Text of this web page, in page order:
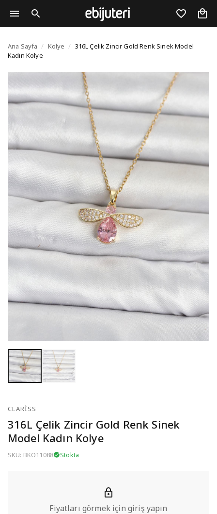
316L Çelik Zincir Gold
Ana Sayfa / Kolye / 316L Çelik Zincir Gold Renk Sinek Model
Kadın Kolye
CLARISS
316L Çelik Zincir Gold Renk Sinek
Model Kadın Kolye
SKU: BKO11088 Stokta
Fiyatları görmek için giriş yapın